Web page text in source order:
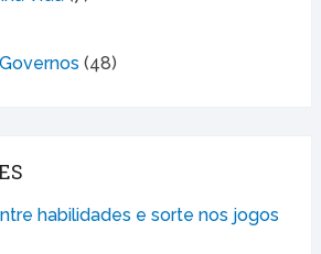
(48)
habilidades e sorte nos jogos